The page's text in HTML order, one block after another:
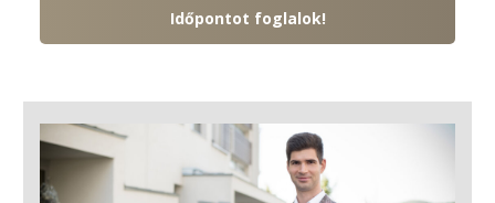
Időpontot foglalok!